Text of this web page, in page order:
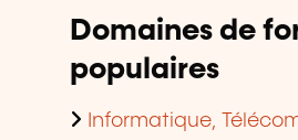
Domaines de
populaires
Informatique,